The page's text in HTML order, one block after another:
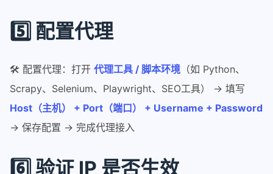
5️⃣ 配置代理
🛠️ 配置代理：打开 代理工具 / 脚本环境 （如 Python、
Scrapy、Selenium、Playwright、SEO工具） → 填写
Host（主机） + Port（端口） + Username + Password
→ 保存配置 → 完成代理接入
6️⃣ 验证 IP 是否生效